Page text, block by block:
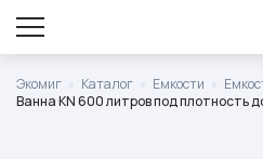
Оставить
Корзина пуста.
Экомиг » Каталог » Емкости »
Ванна KN 600 литров под плотность